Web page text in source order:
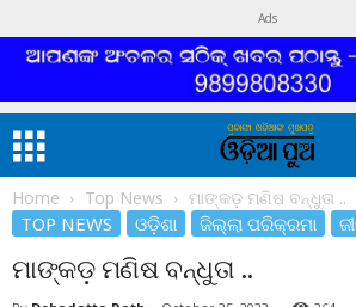
Ads
Home Top News ମାଙ୍କଡ଼ ମଣିଷ ବନ୍ଧୁତା ..
TOP NEWS ଓଡ଼ିଶା ଜିଲ୍ଲା ପରିକ୍ରମା
ମାଙ୍କଡ଼ ମଣିଷ ବନ୍ଧୁତା ..